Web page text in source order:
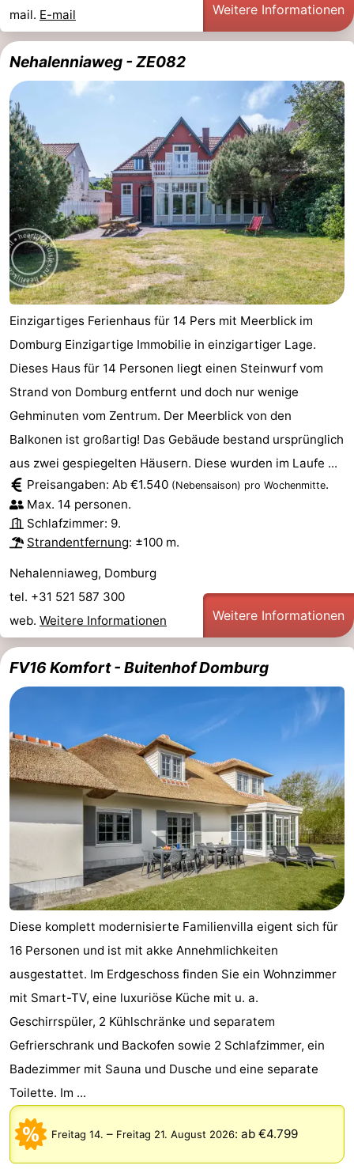
trinken
Ringstechen
Praktisch
Forum
Route
-
Parken
Reisebuchshop
Medizin
Adressen
Region
Zeeland
Schouwen-
Renesse
-
Brouwershaven
Bruinisse
-
Zierikzee
-
Oosterschelde
Burgh
Haamstede
-
Natur
Kop
van
Schouwen
Walcheren
-
Veere
-
Natur
Oranjezon
-
Oostkapelle
-
Natur
Mantelingen
-
Zoutelande
Natur
Walcherse
-
Dishoek
-
Vlissingen
Middelburg
Zeeuws-
Nieuwvliet
-
Sluis
-
Cadzand
-
mail. E-mail Weitere Informationen
Nehalenniaweg - ZE082
Einzigartiges Ferienhaus für 14 Pers mit Meerblick im
Domburg Einzigartige Immobilie in einzigartiger Lage.
Dieses Haus für 14 Personen liegt einen Steinwurf vom
Strand von Domburg entfernt und doch nur wenige
Gehminuten vom Zentrum. Der Meerblick von den
Balkonen ist großartig! Das Gebäude bestand ursprünglich
aus zwei gespiegelten Häusern. Diese wurden im Laufe ...
Preisangaben: Ab €1.540 (Nebensaison) pro Wochenmitte.
Max. 14 personen.
Schlafzimmer: 9.
Strandentfernung: ±100 m.
Nehalenniaweg, Domburg
tel. +31 521 587 300
web. Weitere Informationen Weitere Informationen
FV16 Komfort - Buitenhof Domburg
Diese komplett modernisierte Familienvilla eigent sich für
16 Personen und ist mit akke Annehmlichkeiten
ausgestattet. Im Erdgeschoss finden Sie ein Wohnzimmer
mit Smart-TV, eine luxuriöse Küche mit u. a.
Geschirrspüler, 2 Kühlschränke und separatem
Gefrierschrank und Backofen sowie 2 Schlafzimmer, ein
Badezimmer mit Sauna und Dusche und eine separate
Toilette. Im ...
Freitag 14. – Freitag 21. August 2026: ab €4.799